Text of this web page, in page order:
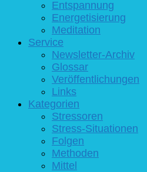
Entspannung
Energetisierung
Meditation
Service
Newsletter-Archiv
Glossar
Veröffentlichungen
Links
Kategorien
Stressoren
Stress-Situationen
Folgen
Methoden
Mittel